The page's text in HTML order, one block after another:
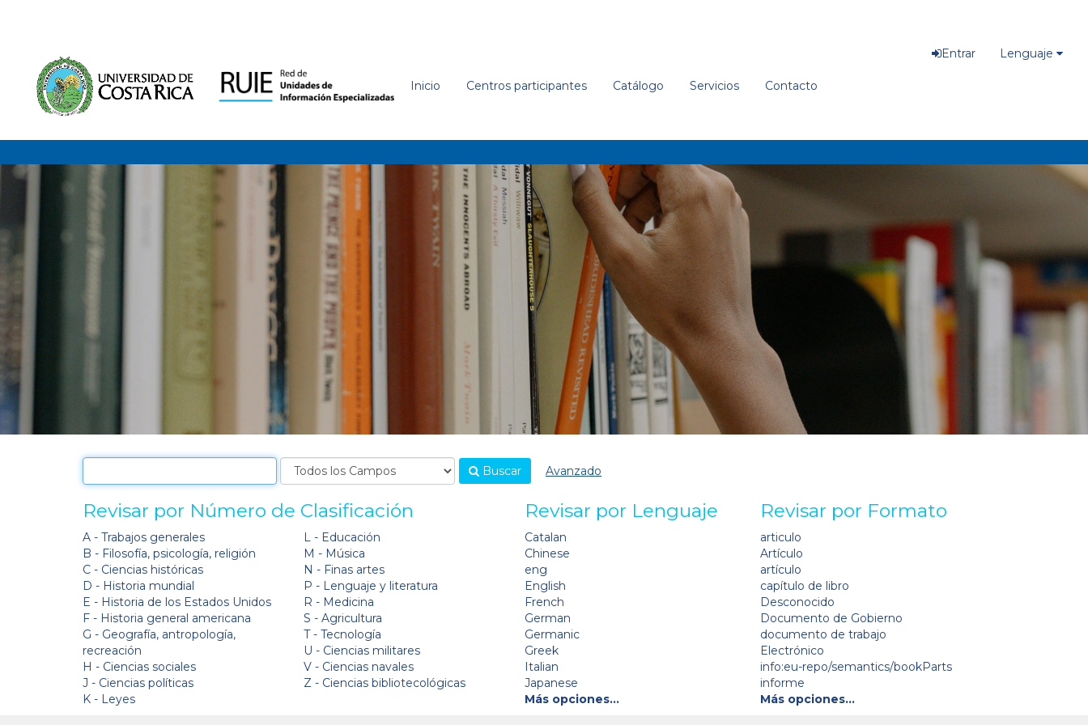
Inicio Centros participantes Catálogo Servicios Contacto
Entrar Lenguaje
Buscar Avanzado
Revisar por Número de Clasificación
A - Trabajos generales
B - Filosofía, psicología, religión
C - Ciencias históricas
D - Historia mundial
E - Historia de los Estados Unidos
F - Historia general americana
G - Geografía, antropología,
recreación
H - Ciencias sociales
J - Ciencias políticas
K - Leyes
L - Educación
M - Música
N - Finas artes
P - Lenguaje y literatura
R - Medicina
S - Agricultura
T - Tecnología
U - Ciencias militares
V - Ciencias navales
Z - Ciencias bibliotecológicas
Revisar por Lenguaje
Catalan
Chinese
eng
English
French
German
Germanic
Greek
Italian
Japanese
Más opciones…
Revisar por Formato
articulo
Artículo
artículo
capítulo de libro
Desconocido
Documento de Gobierno
documento de trabajo
Electrónico
info:eu-repo/semantics/bookParts
informe
Más opciones…